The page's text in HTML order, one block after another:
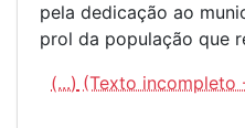
pela dedicação ao
prol da população que
(...)